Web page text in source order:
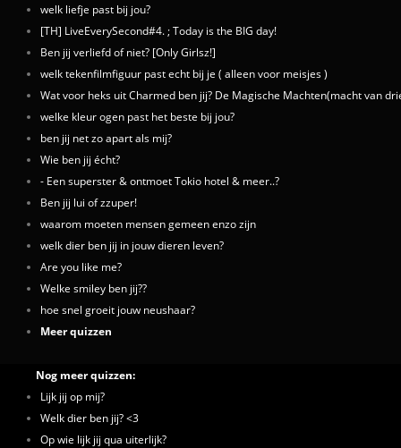
welk liefje past bij jou?
[TH] LiveEverySecond#4. ; Today is the BIG day!
Ben jij verliefd of niet? [Only Girlsz!]
welk tekenfilmfiguur past echt bij je ( alleen voor meisjes )
Wat voor heks uit Charmed ben jij? De Magische Machten(macht van
welke kleur ogen past het beste bij jou?
ben jij net zo apart als mij?
Wie ben jij écht?
- Een superster & ontmoet Tokio hotel & meer..?
Ben jij lui of zzuper!
waarom moeten mensen gemeen enzo zijn
welk dier ben jij in jouw dieren leven?
Are you like me?
Welke smiley ben jij??
hoe snel groeit jouw neushaar?
Meer quizzen
Nog meer quizzen:
Lijk jij op mij?
Welk dier ben jij? <3
Op wie lijk jij qua uiterlijk?